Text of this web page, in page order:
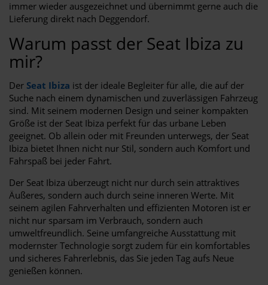
immer wieder ausgezeichnet und übernimmt gerne auch die
Lieferung direkt nach Deggendorf.
Warum passt der Seat Ibiza zu
mir?
Der Seat Ibiza ist der ideale Begleiter für alle, die auf der
Suche nach einem dynamischen und zuverlässigen Fahrzeug
sind. Mit seinem modernen Design und seiner kompakten
Größe ist der Seat Ibiza perfekt für das urbane Leben
geeignet. Ob allein oder mit Freunden unterwegs, der Seat
Ibiza bietet Ihnen nicht nur Stil, sondern auch Komfort und
Fahrspaß bei jeder Fahrt.
Der Seat Ibiza überzeugt nicht nur durch sein attraktives
Äußeres, sondern auch durch seine inneren Werte. Mit
seinem agilen Fahrverhalten und effizienten Motoren ist er
nicht nur sparsam im Verbrauch, sondern auch
umweltfreundlich. Seine umfangreiche Ausstattung mit
modernster Technologie sorgt zudem für ein komfortables
und sicheres Fahrerlebnis, das Sie jeden Tag aufs Neue
genießen können.